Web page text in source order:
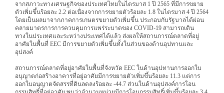
จากสภาวะทางเศรษฐกิจของประเทศไทยในไตรมาส 1 ปี 2565 ที่มีการขยาย
ตัวเพิ่มขึ้นร้อยละ 2.2 ต่อเนื่องจากการขยายตัวร้อยละ 1.8 ในไตรมาส 4 ปี 2564
โดยเป็นผลมาจากภาคการเกษตรขยายตัวเพิ่มขึ้น ประกอบกับรัฐบาลได้ผ่อน
คลายมาตรการการควบคุมการแพร่ระบาดของ COVID-19 สามารถเดิน
ทางในประเทศและระหว่างประเทศได้แล้ว ส่งผลให้สถานการณ์ตลาดที่อยู่
อาศัยในพื้นที่ EEC มีการขยายตัวเพิ่มขึ้นทั้งในส่วนของด้านอุปทานและ
อุปสงค์
สถานการณ์ตลาดที่อยู่อาศัยในพื้นที่จังหวัด EEC ในด้านอุปทานการออกใบ
อนุญาตก่อสร้างอาคารที่อยู่อาศัยมีการขยายตัวเพิ่มขึ้นร้อยละ 11.3 แต่การ
ออกใบอนุญาตจัดสรรที่ดินลดลงร้อยละ -44.7 ส่วนในด้านอุปสงค์การโอน